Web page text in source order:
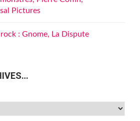
Pictures
: Gnome, La Dispute